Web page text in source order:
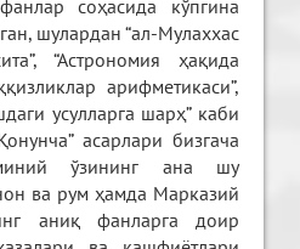
соҳасида кўпгина
шулардан “ал-Мулаххас
“Астрономия ҳақида
арифметикаси”,
усулларга шарҳ” каби
асарлари бизгача
ўзининг ана шу
ва рум ҳамда Марказий
аниқ фанларга доир